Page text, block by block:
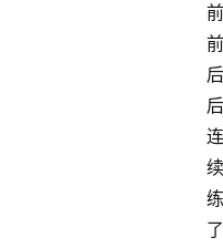
前
前
后
后
连
续
练
了